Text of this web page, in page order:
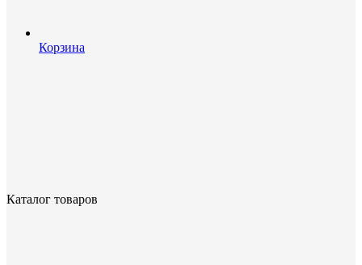
Корзина
Каталог товаров